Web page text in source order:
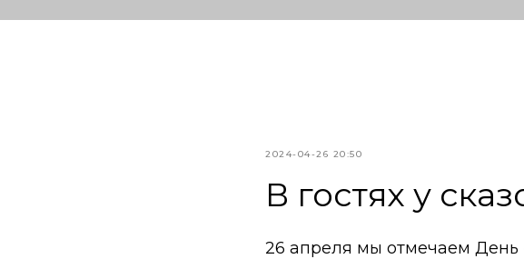
2024-04-26 20:50
В гостях у
26 апреля мы отмечаем День